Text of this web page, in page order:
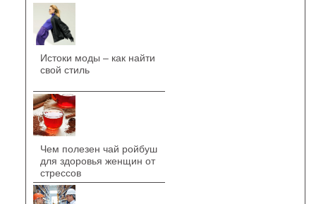
Истоки моды – как найти
свой стиль
Чем полезен чай ройбуш
для здоровья женщин от
стрессов